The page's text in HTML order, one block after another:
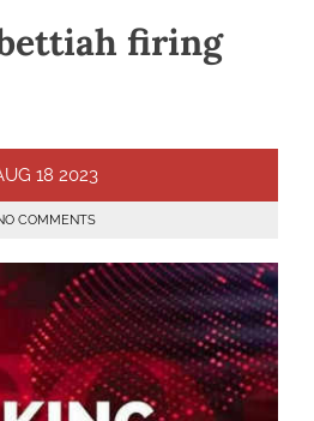
firing
18 2023
COMMENTS